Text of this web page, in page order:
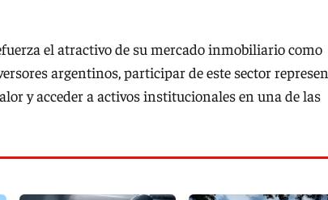
el atractivo de su mercado inmobiliario como
argentinos, participar de este sector
y acceder a activos institucionales en una de las